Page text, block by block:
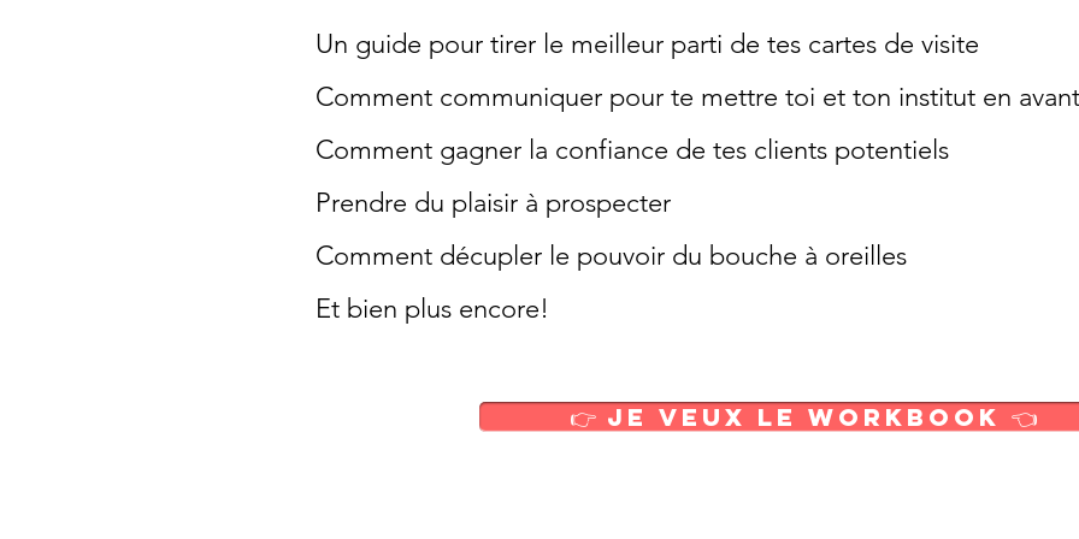
Un guide pour tirer le meilleur parti de tes cartes de visite
Comment communiquer pour te mettre toi et ton institut en avant
Comment gagner la confiance de tes clients potentiels
Prendre du plaisir à prospecter
Comment décupler le pouvoir du bouche à oreilles
Et bien plus encore!
👉 Je Veux le Workbook 👈